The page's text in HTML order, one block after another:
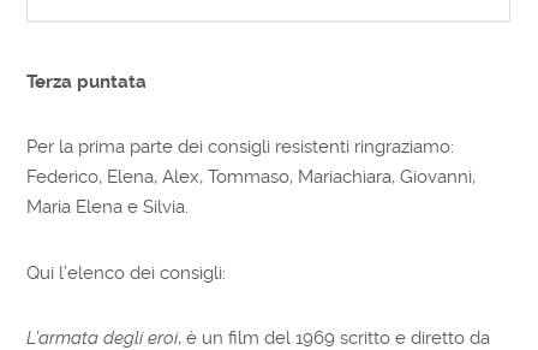
Terza puntata
Per la prima parte dei consigli resistenti ringraziamo:
Federico, Elena, Alex, Tommaso, Mariachiara, Giovanni,
Maria Elena e Silvia.
Qui l’elenco dei consigli:
L’armata degli eroi, è un film del 1969 scritto e diretto da